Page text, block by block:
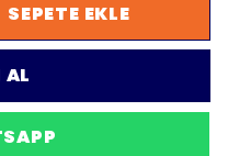
SEPETE EKLE
AL